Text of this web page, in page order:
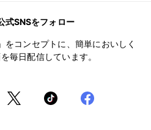
式SNSをフォロー
をコンセプトに、簡単においしく
毎日配信しています。